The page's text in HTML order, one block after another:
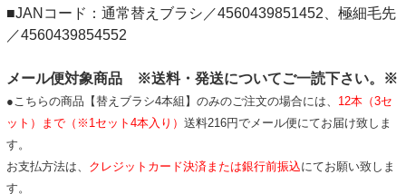
■JANコード：通常替えブラシ／4560439851452、極細毛先
／4560439854552
メール便対象商品 ※送料・発送についてご一読下さい。※
●こちらの商品【替えブラシ4本組】のみのご注文の場合には、 12本（3セ
ット）まで（※1セット4本入り） 送料216円でメール便にてお届け致しま
す。
お支払方法は、 クレジットカード決済または銀行前振込にてお願い致しま
す。